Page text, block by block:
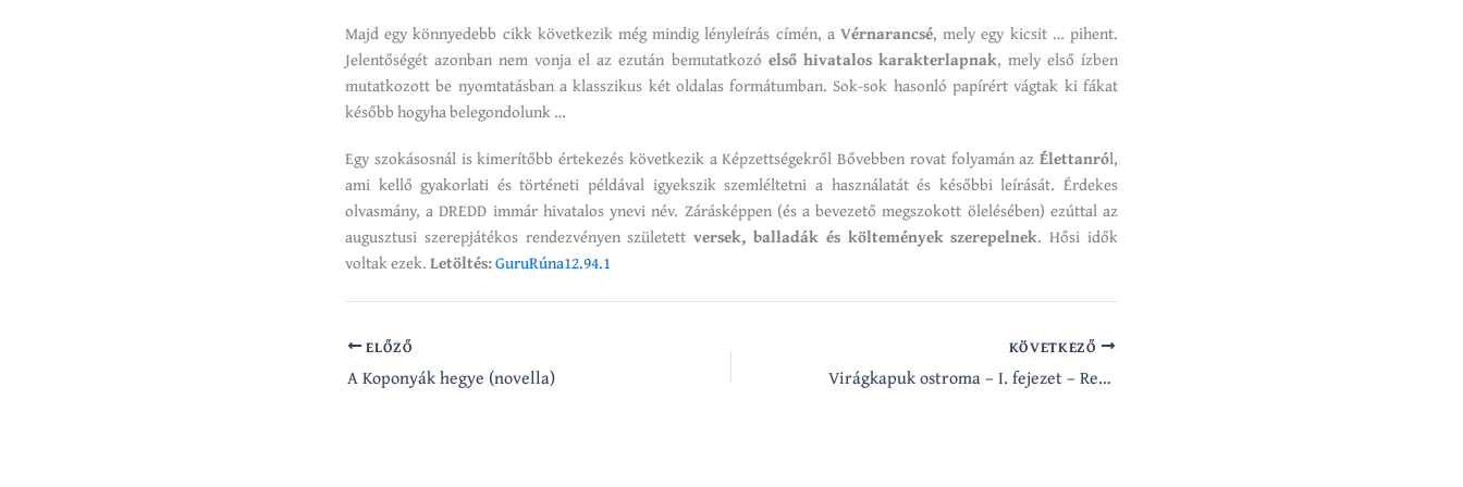
Majd egy könnyedebb cikk következik még mindig lényleírás címén, a Vérnarancsé, mely egy kicsit … pihent.
Jelentőségét azonban nem vonja el az ezután bemutatkozó első hivatalos karakterlapnak, mely első ízben
mutatkozott be nyomtatásban a klasszikus két oldalas formátumban. Sok-sok hasonló papírért vágtak ki fákat
később hogyha belegondolunk …
Egy szokásosnál is kimerítőbb értekezés következik a Képzettségekről Bővebben rovat folyamán az Élettanról,
ami kellő gyakorlati és történeti példával igyekszik szemléltetni a használatát és későbbi leírását. Érdekes
olvasmány, a DREDD immár hivatalos ynevi név. Zárásképpen (és a bevezető megszokott ölelésében) ezúttal az
augusztusi szerepjátékos rendezvényen születettversek, balladák és költemények szerepelnek. Hősi idők
voltak ezek.Letöltés:GuruRúna12.94.1
ELŐZŐ
A Koponyák hegye (novella)
KÖVETKEZŐ
Virágkapuk ostroma – I. fejezet – Repülj velem! (M.A.G.U.S. novella)